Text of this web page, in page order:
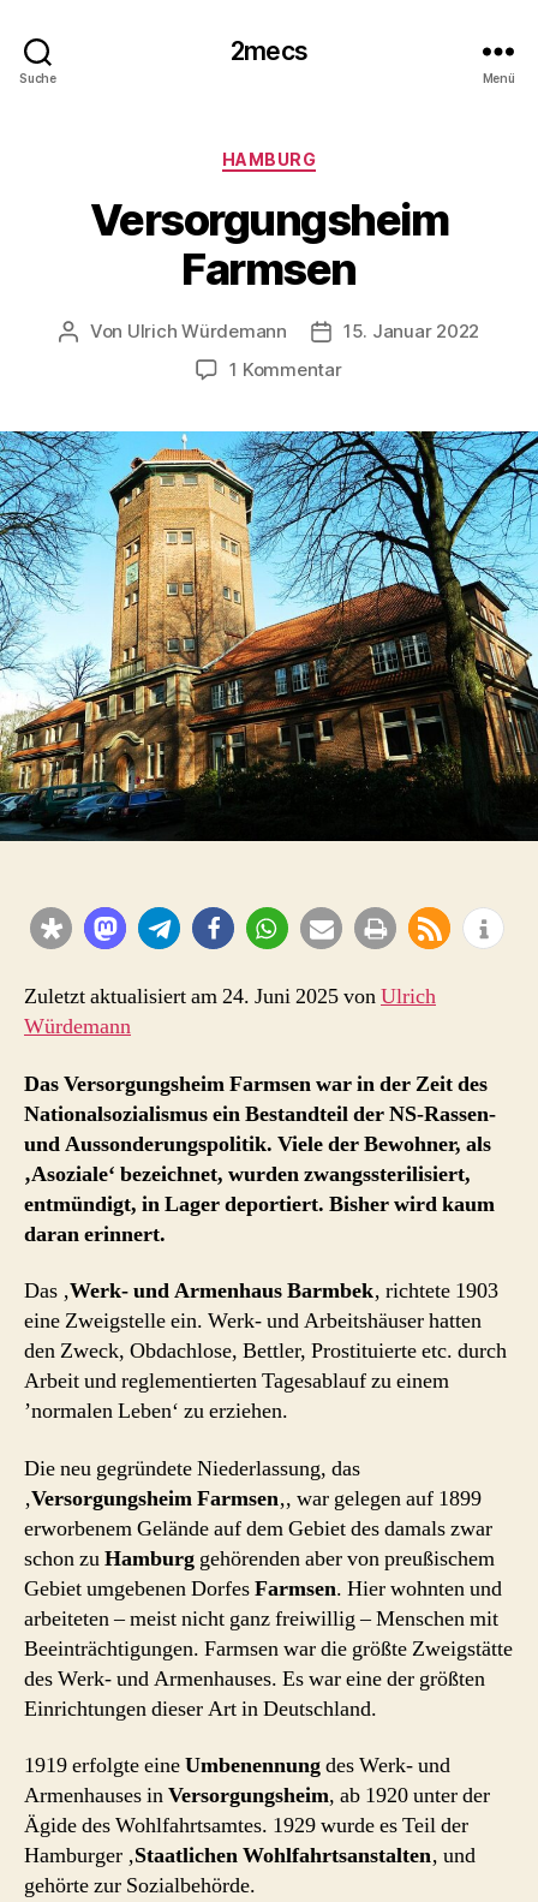
Suche
2mecs
Menü
Kategorien
HAMBURG
Versorgungsheim
Farmsen
Beitragsautor
Von Ulrich Würdemann Beitragsdatum
15. Januar 2022
1 Kommentarzu
Zuletzt aktualisiert am 24. Juni 2025 vonUlrich
Würdemann
Das Versorgungsheim Farmsen war in der Zeit des
Nationalsozialismus ein Bestandteil der NS-Rassen-
und Aussonderungspolitik. Viele der Bewohner, als
‚Asoziale‘ bezeichnet, wurden zwangssterilisiert,
entmündigt, in Lager deportiert. Bisher wird kaum
daran erinnert.
Das ‚Werk- und Armenhaus Barmbek‚ richtete 1903
eine Zweigstelle ein. Werk- und Arbeitshäuser hatten
den Zweck, Obdachlose, Bettler, Prostituierte etc. durch
Arbeit und reglementierten Tagesablauf zu einem
’normalen Leben‘ zu erziehen.
Die neu gegründete Niederlassung, das
‚Versorgungsheim Farmsen‚, war gelegen auf 1899
erworbenem Gelände auf dem Gebiet des damals zwar
schon zuHamburg gehörenden aber von preußischem
Gebiet umgebenen DorfesFarmsen. Hier wohnten und
arbeiteten – meist nicht ganz freiwillig – Menschen mit
Beeinträchtigungen. Farmsen war die größte Zweigstätte
des Werk- und Armenhauses. Es war eine der größten
Einrichtungen dieser Art in Deutschland.
1919 erfolgte eineUmbenennungdes Werk- und
Armenhauses inVersorgungsheim, ab 1920 unter der
Ägide des Wohlfahrtsamtes. 1929 wurde es Teil der
Hamburger ‚Staatlichen Wohlfahrtsanstalten‚ und
gehörte zur Sozialbehörde.